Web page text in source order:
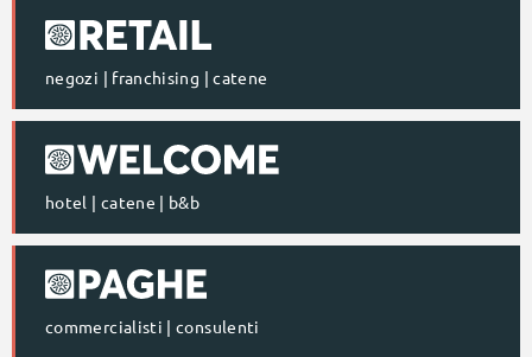
negozi | franchising | catene
hotel | catene | b&b
commercialisti | consulenti